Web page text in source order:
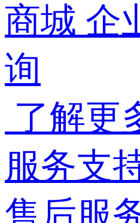
商城 企
询
了解更
服务支
售后服